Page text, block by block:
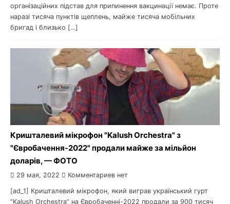
організаційних підстав для припинення вакцинації немає. Проте
наразі тисяча пунктів щеплень, майже тисяча мобільних
бригад і близько […]
Кришталевий мікрофон "Kalush Orchestra" з
"Євробачення-2022" продали майже за мільйон
доларів, — ФОТО
29 мая, 2022 Комментариев нет
[ad_1] Кришталевий мікрофон, який виграв український гурт
“Kalush Orchestra” на Євробаченні-2022 продали за 900 тисяч